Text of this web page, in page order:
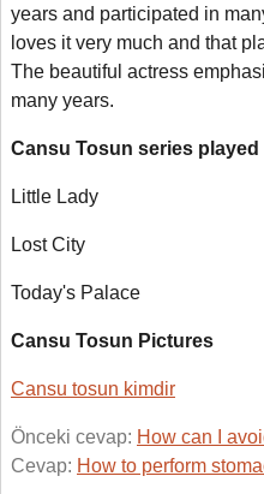
years and participated in
loves it very much and that
The beautiful actress
many years.
Cansu Tosun series played
Little Lady
Lost City
Today's Palace
Cansu Tosun Pictures
Cansu tosun kimdir
Önceki cevap: How can I
Cevap: How to perform